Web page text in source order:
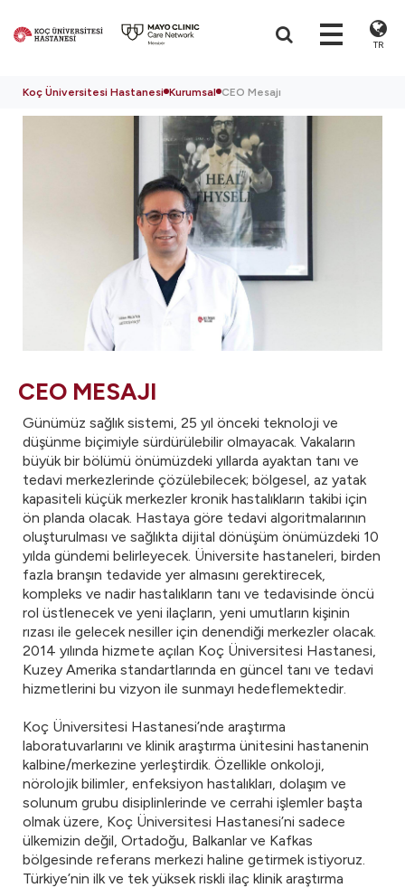
TR
Koç Üniversitesi Hastanesi Kurumsal CEO Mesajı
CEO MESAJI
Günümüz sağlık sistemi, 25 yıl önceki teknoloji ve
düşünme biçimiyle sürdürülebilir olmayacak. Vakaların
büyük bir bölümü önümüzdeki yıllarda ayaktan tanı ve
tedavi merkezlerinde çözülebilecek; bölgesel, az yatak
kapasiteli küçük merkezler kronik hastalıkların takibi için
ön planda olacak. Hastaya göre tedavi algoritmalarının
oluşturulması ve sağlıkta dijital dönüşüm önümüzdeki 10
yılda gündemi belirleyecek. Üniversite hastaneleri, birden
fazla branşın tedavide yer almasını gerektirecek,
kompleks ve nadir hastalıkların tanı ve tedavisinde öncü
rol üstlenecek ve yeni ilaçların, yeni umutların kişinin
rızası ile gelecek nesiller için denendiği merkezler olacak.
2014 yılında hizmete açılan Koç Üniversitesi Hastanesi,
Kuzey Amerika standartlarında en güncel tanı ve tedavi
hizmetlerini bu vizyon ile sunmayı hedeflemektedir.
Koç Üniversitesi Hastanesi’nde araştırma
laboratuvarlarını ve klinik araştırma ünitesini hastanenin
kalbine/merkezine yerleştirdik. Özellikle onkoloji,
nörolojik bilimler, enfeksiyon hastalıkları, dolaşım ve
solunum grubu disiplinlerinde ve cerrahi işlemler başta
olmak üzere, Koç Üniversitesi Hastanesi’ni sadece
ülkemizin değil, Ortadoğu, Balkanlar ve Kafkas
bölgesinde referans merkezi haline getirmek istiyoruz.
Türkiye’nin ilk ve tek yüksek riskli ilaç klinik araştırma